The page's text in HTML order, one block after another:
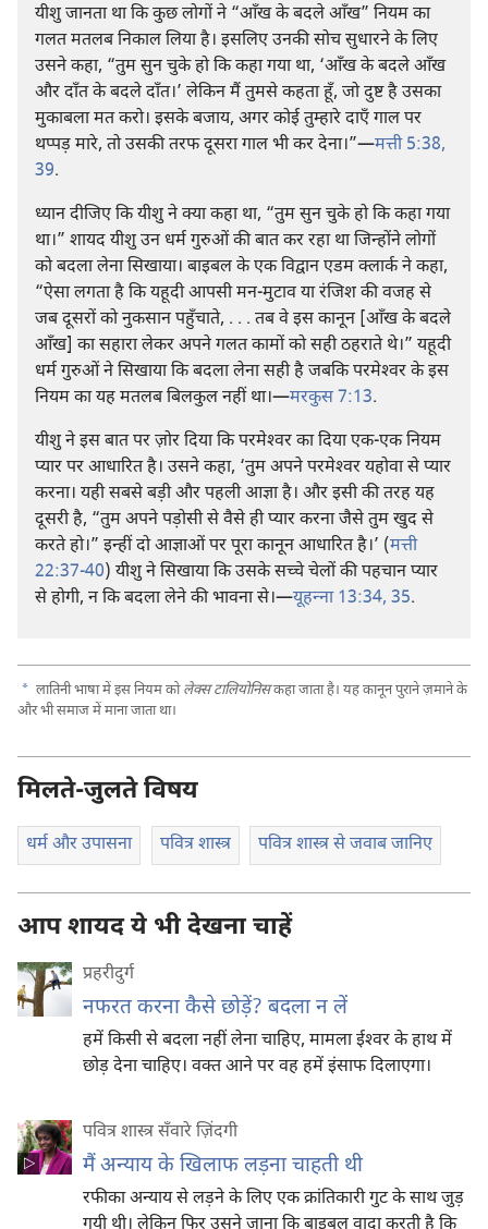
यीशु जानता था कि कुछ लोगों ने “आँख के बदले आँख” नियम का
गलत मतलब निकाल लिया है। इसलिए उनकी सोच सुधारने के लिए
उसने कहा, “तुम सुन चुके हो कि कहा गया था, ‘आँख के बदले आँख
और दाँत के बदले दाँत।’ लेकिन मैं तुमसे कहता हूँ, जो दुष्ट है उसका
मुकाबला मत करो। इसके बजाय, अगर कोई तुम्हारे दाएँ गाल पर
थप्पड़ मारे, तो उसकी तरफ दूसरा गाल भी कर देना।”​—मत्ती 5:38,
39.
ध्यान दीजिए कि यीशु ने क्या कहा था, “तुम सुन चुके हो कि कहा गया
था।” शायद यीशु उन धर्म गुरुओं की बात कर रहा था जिन्होंने लोगों
को बदला लेना सिखाया। बाइबल के एक विद्वान एडम क्लार्क ने कहा,
“ऐसा लगता है कि यहूदी आपसी मन-मुटाव या रंजिश की वजह से
जब दूसरों को नुकसान पहुँचाते, . . . तब वे इस कानून [आँख के बदले
आँख] का सहारा लेकर अपने गलत कामों को सही ठहराते थे।” यहूदी
धर्म गुरुओं ने सिखाया कि बदला लेना सही है जबकि परमेश्‍वर के इस
नियम का यह मतलब बिलकुल नहीं था।​—मरकुस 7:13.
यीशु ने इस बात पर ज़ोर दिया कि परमेश्‍वर का दिया एक-एक नियम
प्यार पर आधारित है। उसने कहा, ‘तुम अपने परमेश्‍वर यहोवा से प्यार
करना। यही सबसे बड़ी और पहली आज्ञा है। और इसी की तरह यह
दूसरी है, “तुम अपने पड़ोसी से वैसे ही प्यार करना जैसे तुम खुद से
करते हो।” इन्हीं दो आज्ञाओं पर पूरा कानून आधारित है।’ (मत्ती
22:37-40) यीशु ने सिखाया कि उसके सच्चे चेलों की पहचान प्यार
से होगी, न कि बदला लेने की भावना से।​—यूहन्‍ना 13:34, 35.
a लातिनी भाषा में इस नियम कोलेक्स टालियोनिसकहा जाता है। यह कानून पुराने ज़माने के
और भी समाज में माना जाता था।
मिलते-जुलते विषय
धर्म और उपासना पवित्र शास्त्र पवित्र शास्त्र से जवाब जानिए
आप शायद ये भी देखना चाहें
प्रहरीदुर्ग
नफरत करना कैसे छोड़ें? बदला न लें
हमें किसी से बदला नहीं लेना चाहिए, मामला ईश्‍वर के हाथ में
छोड़ देना चाहिए। वक्‍त आने पर वह हमें इंसाफ दिलाएगा।
पवित्र शास्त्र सँवारे ज़िंदगी
मैं अन्याय के खिलाफ लड़ना चाहती थी
रफीका अन्याय से लड़ने के लिए एक क्रांतिकारी गुट के साथ जुड़